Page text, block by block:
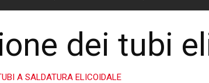
dei tubi
A SALDATURA ELICOIDALE